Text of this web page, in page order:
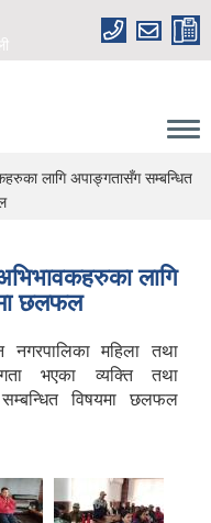
लागि अपाङ्गतासँग सम्बन्धित
लागि
छलफल
महिला तथा
भएका व्यक्ति तथा
विषयमा छलफल